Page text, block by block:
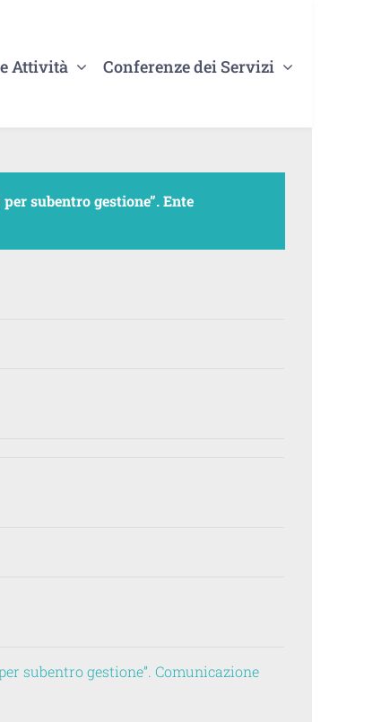
Attività Conferenze dei Servizi
subentro gestione”.Ente
subentro gestione”. Comunicazione